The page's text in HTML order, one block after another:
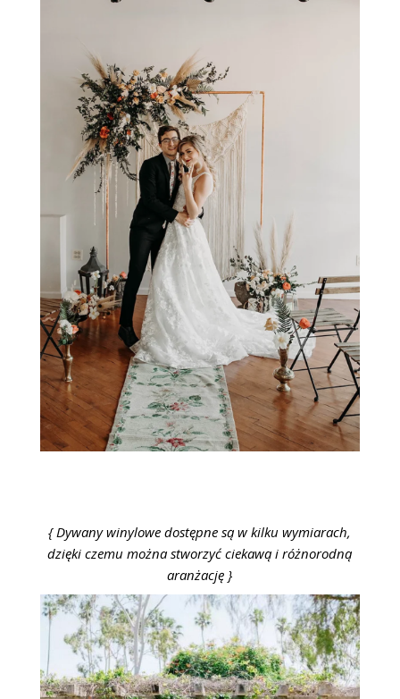
{ Dywany winylowe dostępne są w kilku wymiarach,
dzięki czemu można stworzyć ciekawą i różnorodną
aranżację }